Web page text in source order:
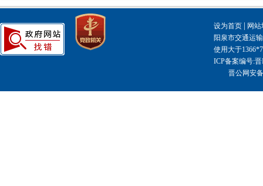
设为首页
网
阳泉市交通运
使用大于
ICP备案编号:晋
晋公网安